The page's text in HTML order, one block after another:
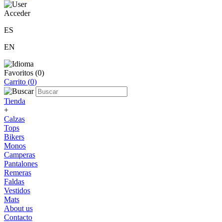
Acceder
ES
EN
Favoritos (0)
Carrito (0)
Tienda
+
Calzas
Tops
Bikers
Monos
Camperas
Pantalones
Remeras
Faldas
Vestidos
Mats
About us
Contacto